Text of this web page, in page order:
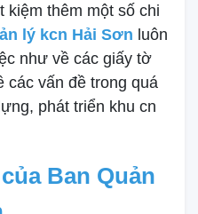
kiệm thêm một số chi
lý kcn Hải Sơn luôn
như về các giấy tờ
các vấn đề trong quá
phát triển khu cn
Ban Quản